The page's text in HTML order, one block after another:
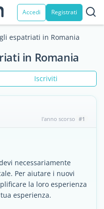
Accedi Registrati
espatriati in Romania
in Romania
Iscriviti
l'anno scorso #1
necessariamente
Per aiutare i nuovi
la loro esperienza
esperienza.